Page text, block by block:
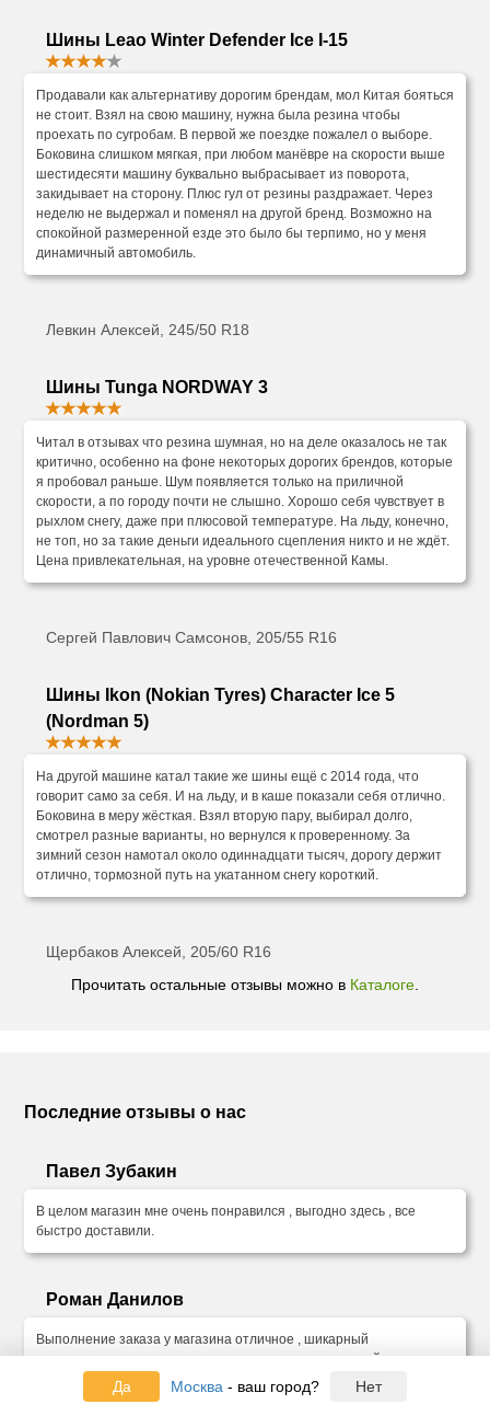
Да Москва - ваш город? Нет
Шины Leao Winter Defender Ice I-15
Продавали как альтернативу дорогим брендам, мол Китая бояться
не стоит. Взял на свою машину, нужна была резина чтобы
проехать по сугробам. В первой же поездке пожалел о выборе.
Боковина слишком мягкая, при любом манёвре на скорости выше
шестидесяти машину буквально выбрасывает из поворота,
закидывает на сторону. Плюс гул от резины раздражает. Через
неделю не выдержал и поменял на другой бренд. Возможно на
спокойной размеренной езде это было бы терпимо, но у меня
динамичный автомобиль.
Левкин Алексей, 245/50 R18
Шины Tunga NORDWAY 3
Читал в отзывах что резина шумная, но на деле оказалось не так
критично, особенно на фоне некоторых дорогих брендов, которые
я пробовал раньше. Шум появляется только на приличной
скорости, а по городу почти не слышно. Хорошо себя чувствует в
рыхлом снегу, даже при плюсовой температуре. На льду, конечно,
не топ, но за такие деньги идеального сцепления никто и не ждёт.
Цена привлекательная, на уровне отечественной Камы.
Сергей Павлович Самсонов, 205/55 R16
Шины Ikon (Nokian Tyres) Character Ice 5
(Nordman 5)
На другой машине катал такие же шины ещё с 2014 года, что
говорит само за себя. И на льду, и в каше показали себя отлично.
Боковина в меру жёсткая. Взял вторую пару, выбирал долго,
смотрел разные варианты, но вернулся к проверенному. За
зимний сезон намотал около одиннадцати тысяч, дорогу держит
отлично, тормозной путь на укатанном снегу короткий.
Щербаков Алексей, 205/60 R16
Прочитать остальные отзывы можно в Каталоге.
Последние отзывы о нас
Павел Зубакин
В целом магазин мне очень понравился , выгодно здесь , все
быстро доставили.
Роман Данилов
Выполнение заказа у магазина отличное , шикарный
ассортимент, цены самые лучшие что мне удалось найти в
интернете . Доставили оперативно, все удобно . Могу только
порекомендовать магазин. Респект.